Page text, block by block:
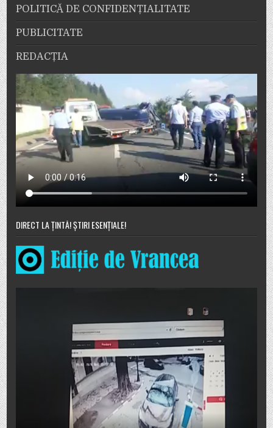
POLITICĂ DE CONFIDENȚIALITATE
PUBLICITATE
REDACȚIA
DIRECT LA ȚINTĂ! ȘTIRI ESENȚIALE!